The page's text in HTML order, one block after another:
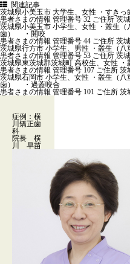
関連記事
茨城県小美玉市 大学生、女性 ・すき
患者さまの情報 管理番号 32 ご住所 茨
茨城県小美玉市 小学生、女性 ・叢生
歯） ・開咬
患者さまの情報 管理番号 44 ご住所 茨
茨城県行方市 小学生、男性 ・叢生（
患者さまの情報 管理番号 53 ご住所 茨
茨城県東茨城郡茨城町 高校生、女性 ・
患者さまの情報 管理番号 107 ご住所
茨城県石岡市 小学生、女性 ・叢生（
歯） ・過蓋咬合
患者さまの情報 管理番号 101 ご住所
症例：横
川矯正歯
科
院長 横
川 早苗